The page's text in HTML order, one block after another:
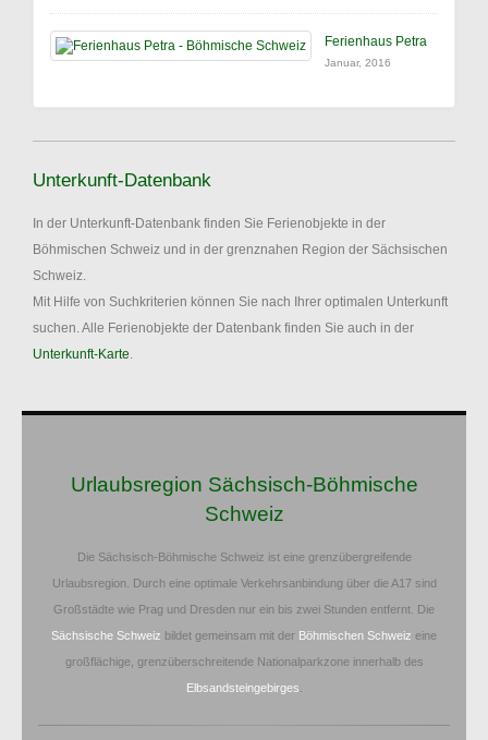
Ferienhaus Petra
Januar, 2016
Unterkunft-Datenbank
In der Unterkunft-Datenbank finden Sie Ferienobjekte in der
Böhmischen Schweiz und in der grenznahen Region der Sächsischen
Schweiz.
Mit Hilfe von Suchkriterien können Sie nach Ihrer optimalen Unterkunft
suchen. Alle Ferienobjekte der Datenbank finden Sie auch in der
Unterkunft-Karte.
Urlaubsregion Sächsisch-Böhmische
Schweiz
Die Sächsisch-Böhmische Schweiz ist eine grenzübergreifende
Urlaubsregion. Durch eine optimale Verkehrsanbindung über die A17 sind
Großstädte wie Prag und Dresden nur ein bis zwei Stunden entfernt. Die
Sächsische Schweiz bildet gemeinsam mit der Böhmischen Schweiz eine
großflächige, grenzüberschreitende Nationalparkzone innerhalb des
Elbsandsteingebirges